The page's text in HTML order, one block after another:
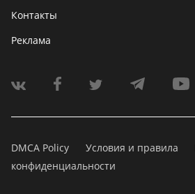
Контакты
Реклама
DMCA Policy Условия и правила
конфиденциальности